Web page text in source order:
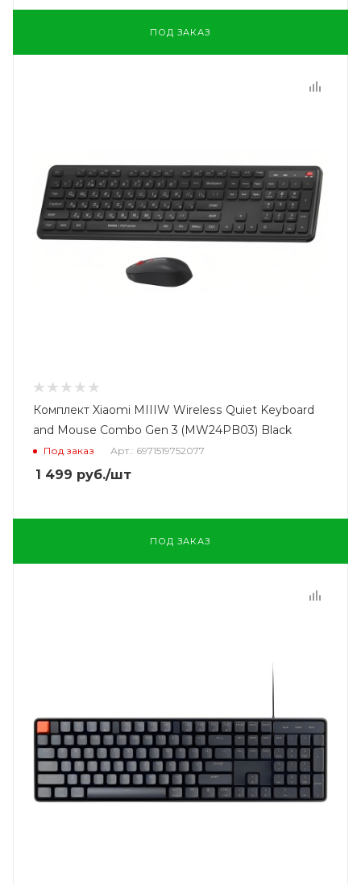
ПОД ЗАКАЗ
Комплект Xiaomi MIIIW Wireless Quiet Keyboard
and Mouse Combo Gen 3 (MW24PB03) Black
Под заказ Арт.: 6971519752077
1 499 руб./шт
ПОД ЗАКАЗ